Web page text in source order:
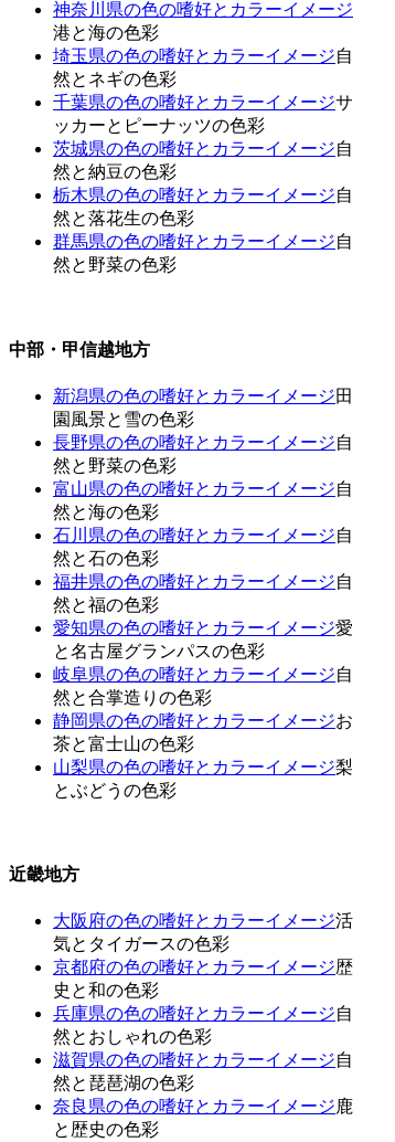
神奈川県の色の嗜好とカラーイメージ
港と海の色彩
埼玉県の色の嗜好とカラーイメージ自
然とネギの色彩
千葉県の色の嗜好とカラーイメージサ
ッカーとピーナッツの色彩
茨城県の色の嗜好とカラーイメージ自
然と納豆の色彩
栃木県の色の嗜好とカラーイメージ自
然と落花生の色彩
群馬県の色の嗜好とカラーイメージ自
然と野菜の色彩
中部・甲信越地方
新潟県の色の嗜好とカラーイメージ田
園風景と雪の色彩
長野県の色の嗜好とカラーイメージ自
然と野菜の色彩
富山県の色の嗜好とカラーイメージ自
然と海の色彩
石川県の色の嗜好とカラーイメージ自
然と石の色彩
福井県の色の嗜好とカラーイメージ自
然と福の色彩
愛知県の色の嗜好とカラーイメージ愛
と名古屋グランパスの色彩
岐阜県の色の嗜好とカラーイメージ自
然と合掌造りの色彩
静岡県の色の嗜好とカラーイメージお
茶と富士山の色彩
山梨県の色の嗜好とカラーイメージ梨
とぶどうの色彩
近畿地方
大阪府の色の嗜好とカラーイメージ活
気とタイガースの色彩
京都府の色の嗜好とカラーイメージ歴
史と和の色彩
兵庫県の色の嗜好とカラーイメージ自
然とおしゃれの色彩
滋賀県の色の嗜好とカラーイメージ自
然と琵琶湖の色彩
奈良県の色の嗜好とカラーイメージ鹿
と歴史の色彩